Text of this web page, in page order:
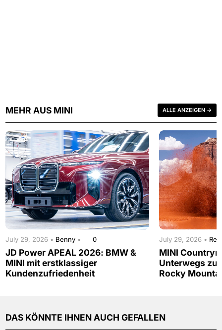
MEHR AUS MINI ALLE ANZEIGEN →
July 29, 2026 • Benny • 0
JD Power APEAL 2026: BMW &
MINI mit erstklassiger
Kundenzufriedenheit
July 29, 2026 •
MINI
Unterwegs
Rocky
DAS KÖNNTE IHNEN AUCH GEFALLEN